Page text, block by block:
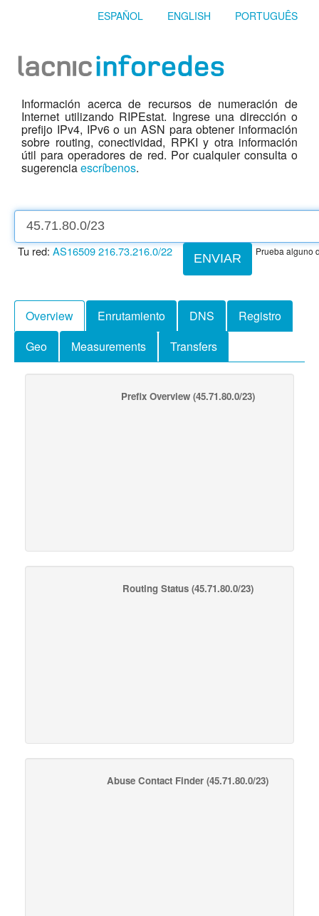
ESPAÑOL ENGLISH PORTUGUÊS
Información acerca de recursos de numeración de
Internet utilizando RIPEstat. Ingrese una dirección o
prefijo IPv4, IPv6 o un ASN para obtener información
sobre routing, conectividad, RPKI y otra información
útil para operadores de red. Por cualquier consulta o
sugerenciaescríbenos.
ENVIAR
Tu red: AS16509216.73.216.0/22 Prueba alguno
Overview Enrutamiento DNS
Registro
Geo
Measurements Transfers
Prefix Overview(45.71.80.0/23)
Routing Status(45.71.80.0/23)
Abuse Contact Finder (45.71.80.0/23)